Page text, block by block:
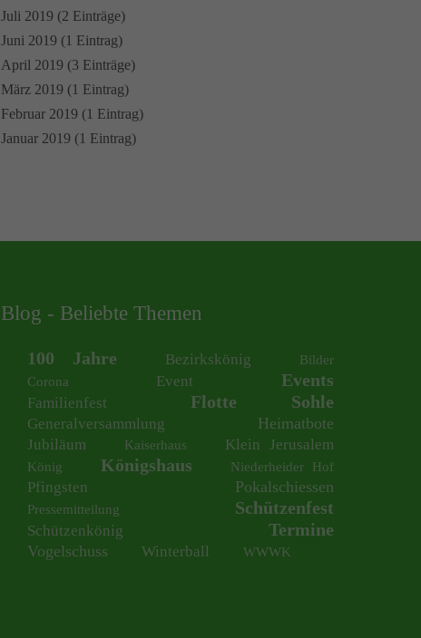
Juli 2019 (2 Einträge)
Juni 2019 (1 Eintrag)
April 2019 (3 Einträge)
März 2019 (1 Eintrag)
Februar 2019 (1 Eintrag)
Januar 2019 (1 Eintrag)
Blog - Beliebte Themen
100 Jahre Bezirkskönig
Bilder
Corona
Event Events
Familienfest Flotte Sohle
Generalversammlung Heimatbote
Jubiläum Kaiserhaus Klein Jerusalem
König Königshaus Niederheider Hof
Pfingsten Pokalschiessen
Pressemitteilung Schützenfest
Schützenkönig Termine
Vogelschuss Winterball WWWK